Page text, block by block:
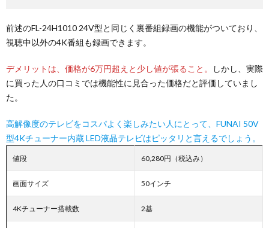
前述のFL-24H1010 24V型と同じく裏番組録画の機能がついており、
視聴中以外の4K番組も録画できます。
デメリットは、価格が6万円超えと少し値が張ること。
しかし、実際
に買った人の口コミでは機能性に見合った価格だと評価していまし
た。
高解像度のテレビをコスパよく楽しみたい人にとって、FUNAI 50V
型4Kチューナー内蔵 LED液晶テレビはピッタリと言えるでしょう。
値段 60,280円（税込み）
画面サイズ 50インチ
4Kチューナー搭載数 2基